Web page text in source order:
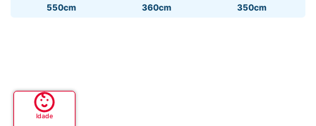
550cm 360cm 350cm
Idade